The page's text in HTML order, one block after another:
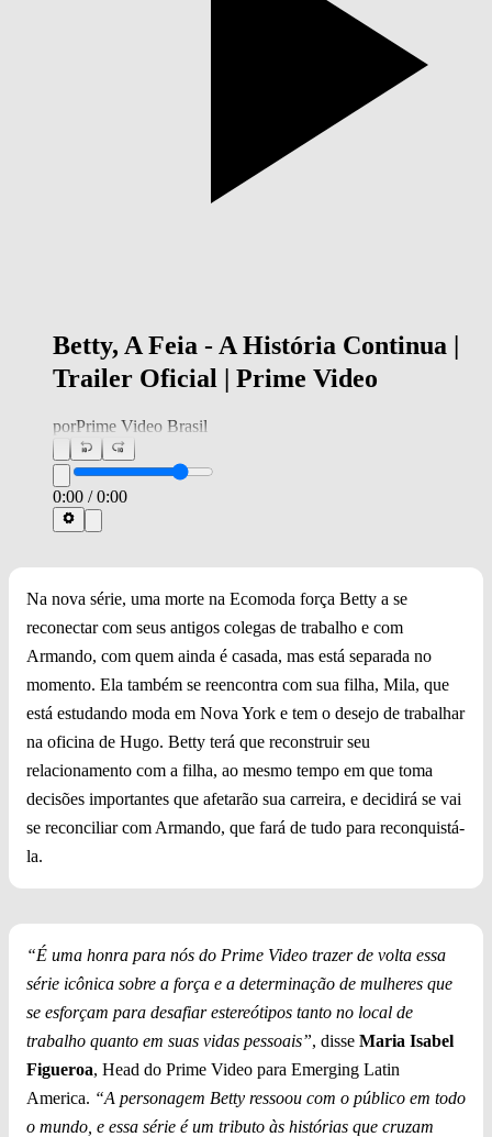
Betty, A Feia - A História Continua |
Trailer Oficial | Prime Video
porPrime Video Brasil
0:00 /0:00
Na nova série, uma morte na Ecomoda força Betty a se
reconectar com seus antigos colegas de trabalho e com
Armando, com quem ainda é casada, mas está separada no
momento. Ela também se reencontra com sua filha, Mila, que
está estudando moda em Nova York e tem o desejo de trabalhar
na oficina de Hugo. Betty terá que reconstruir seu
relacionamento com a filha, ao mesmo tempo em que toma
decisões importantes que afetarão sua carreira, e decidirá se vai
se reconciliar com Armando, que fará de tudo para reconquistá-
la.
“É uma honra para nós do Prime Video trazer de volta essa
série icônica sobre a força e a determinação de mulheres que
se esforçam para desafiar estereótipos tanto no local de
trabalho quanto em suas vidas pessoais”, disse Maria Isabel
Figueroa, Head do Prime Video para Emerging Latin
America. “A personagem Betty ressoou com o público em todo
o mundo, e essa série é um tributo às histórias que cruzam